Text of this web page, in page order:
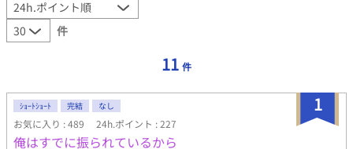
件
11 件
1
ｼｮｰﾄｼｮｰﾄ 完結 なし
お気に入り : 489 24h.ポイント : 227
俺はすでに振られているから